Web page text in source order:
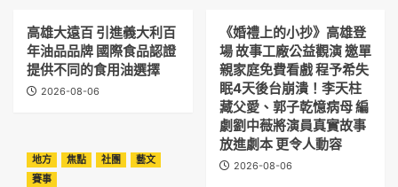
高雄大遠百 引進義大利百
年油品品牌 國際食品認證
提供不同的食用油選擇
2026-08-06
《婚禮上的小抄》高雄登
場 故事工廠公益觀演 邀單
親家庭免費看戲 程予希失
眠4天後台崩潰！李天柱
藏父愛、郭子乾憶病母 編
劇劉中薇將演員真實故事
放進劇本 更令人動容
2026-08-06
地方 焦點 社團
藝文
賽事